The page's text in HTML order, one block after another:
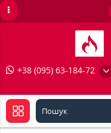
+38 (095) 63-184-72